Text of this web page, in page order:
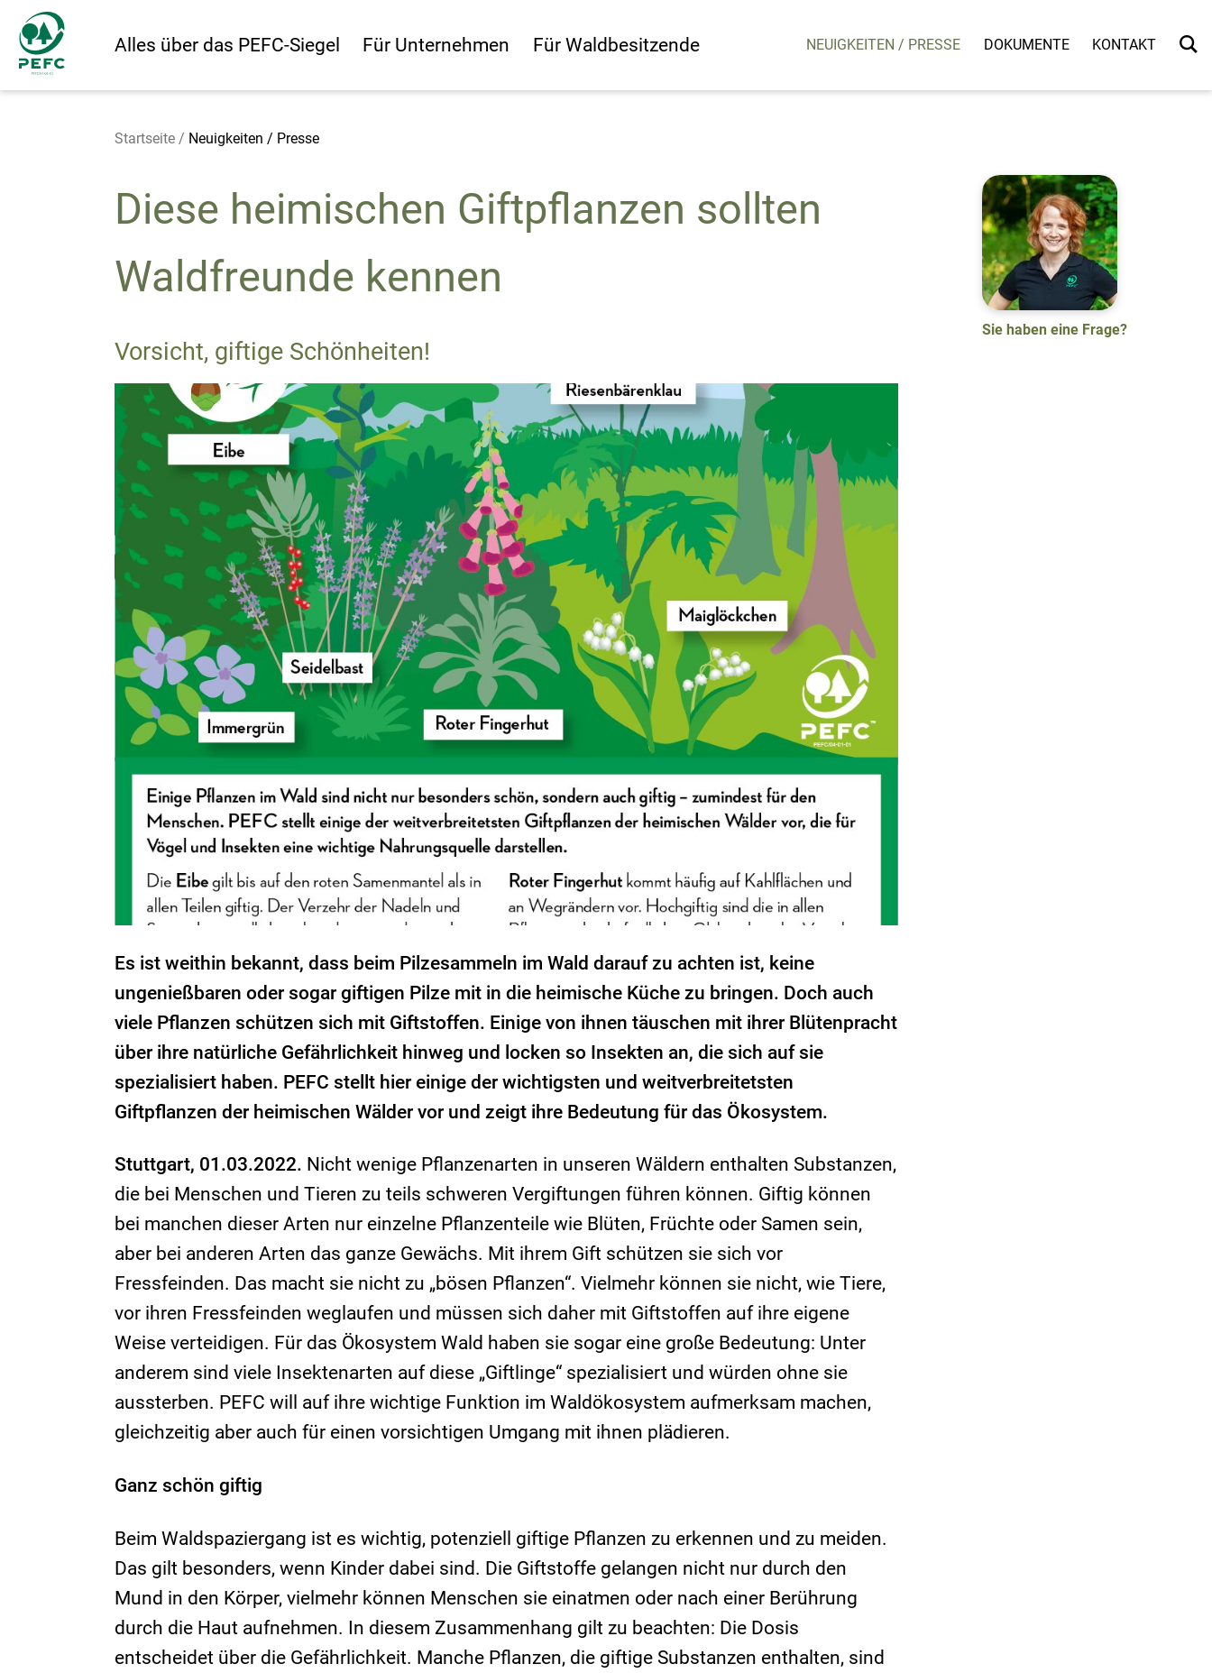
Alles über das PEFC-Siegel Für Unternehmen Für Waldbesitzende NEUIGKEITEN / PRESSE DOKUMENTE KONTAKT
Startseite / Neuigkeiten / Presse
Diese heimischen Giftpflanzen sollten
Waldfreunde kennen
Vorsicht, giftige Schönheiten!
Es ist weithin bekannt, dass beim Pilzesammeln im Wald darauf zu achten ist, keine
ungenießbaren oder sogar giftigen Pilze mit in die heimische Küche zu bringen. Doch auch
viele Pflanzen schützen sich mit Giftstoffen. Einige von ihnen täuschen mit ihrer Blütenpracht
über ihre natürliche Gefährlichkeit hinweg und locken so Insekten an, die sich auf sie
spezialisiert haben. PEFC stellt hier einige der wichtigsten und weitverbreitetsten
Giftpflanzen der heimischen Wälder vor und zeigt ihre Bedeutung für das Ökosystem.
Stuttgart, 01.03.2022. Nicht wenige Pflanzenarten in unseren Wäldern enthalten Substanzen,
die bei Menschen und Tieren zu teils schweren Vergiftungen führen können. Giftig können
bei manchen dieser Arten nur einzelne Pflanzenteile wie Blüten, Früchte oder Samen sein,
aber bei anderen Arten das ganze Gewächs. Mit ihrem Gift schützen sie sich vor
Fressfeinden. Das macht sie nicht zu „bösen Pflanzen“. Vielmehr können sie nicht, wie Tiere,
vor ihren Fressfeinden weglaufen und müssen sich daher mit Giftstoffen auf ihre eigene
Weise verteidigen. Für das Ökosystem Wald haben sie sogar eine große Bedeutung: Unter
anderem sind viele Insektenarten auf diese „Giftlinge“ spezialisiert und würden ohne sie
aussterben. PEFC will auf ihre wichtige Funktion im Waldökosystem aufmerksam machen,
gleichzeitig aber auch für einen vorsichtigen Umgang mit ihnen plädieren.
Ganz schön giftig
Beim Waldspaziergang ist es wichtig, potenziell giftige Pflanzen zu erkennen und zu meiden.
Das gilt besonders, wenn Kinder dabei sind. Die Giftstoffe gelangen nicht nur durch den
Mund in den Körper, vielmehr können Menschen sie einatmen oder nach einer Berührung
durch die Haut aufnehmen. In diesem Zusammenhang gilt zu beachten: Die Dosis
entscheidet über die Gefährlichkeit. Manche Pflanzen, die giftige Substanzen enthalten, sind
Sie haben eine Frage?